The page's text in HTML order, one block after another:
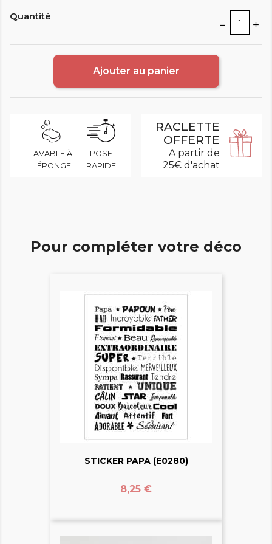
Quantité
Ajouter au panier
LAVABLE À
L'ÉPONGE
POSE
RAPIDE
RACLETTE
OFFERTE
A partir de
25€ d'achat
Pour compléter votre déco
STICKER PAPA (E0280)
Prix
8,25 €